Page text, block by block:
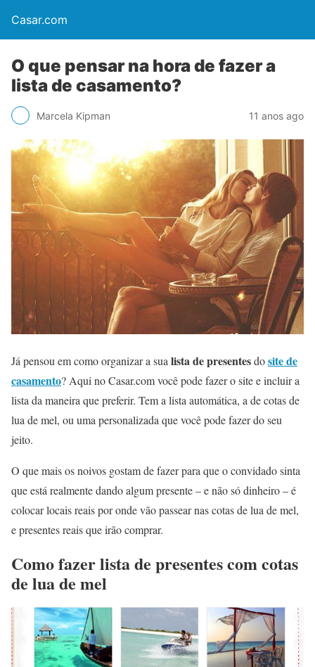
Casar.com
O que pensar na hora de fazer a
lista de casamento?
Marcela Kipman 11 anos ago
Já pensou em como organizar a sua lista de presentesdosite de
casamento? Aqui no Casar.com você pode fazer o site e incluir a
lista da maneira que preferir. Tem a lista automática, a de cotas de
lua de mel, ou uma personalizada que você pode fazer do seu
jeito.
O que mais os noivos gostam de fazer para que o convidado sinta
que está realmente dando algum presente – e não só dinheiro – é
colocar locais reais por onde vão passear nas cotas de lua de mel,
e presentes reais que irão comprar.
Como fazer lista de presentes com cotas
de lua de mel